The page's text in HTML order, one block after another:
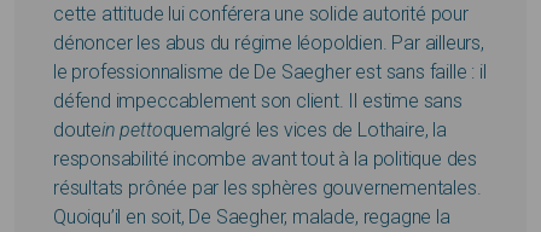
cette attitude lui conférera une solide autorité pour
dénoncer les abus du régime léopoldien. Par ailleurs,
le professionnalisme de De Saegher est sans faille : il
défend impeccablement son client. Il estime sans
doutein pettoquemalgré les vices de Lothaire, la
responsabilité incombe avant tout à la politique des
résultats prônée par les sphères gouvernementales.
Quoiqu’il en soit, De Saegher, malade, regagne la